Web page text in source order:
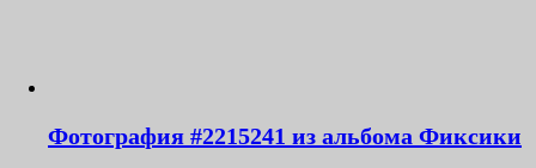
Фотография #2215241 из альбома Фиксики